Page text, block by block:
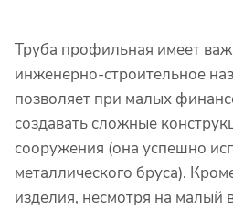
Труба профильная имеет
инженерно-строительное
позволяет при малых
создавать сложные
сооружения (она успешно
металлического бруса).
изделия, несмотря на малый